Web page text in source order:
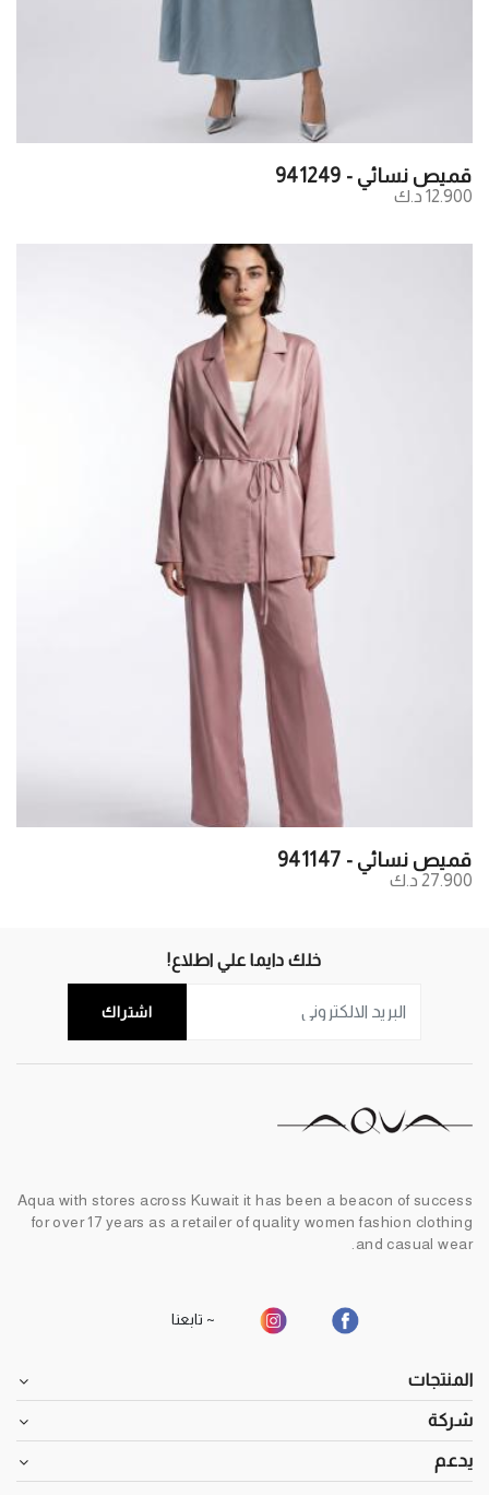
قميص نسائي - 941249
12.900 د.ك
قميص نسائي - 941147
27.900 د.ك
خلك دايما علي اطلاع!
اشتراك
Aqua with stores across Kuwait it has been a beacon of success
for over 17 years as a retailer of quality women fashion clothing
and casual wear.
~ تابعنا
المنتجات
شركة
يدعم